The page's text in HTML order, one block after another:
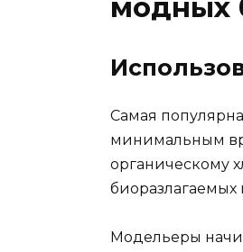
Самая
минимальным
органическому
Модельеры